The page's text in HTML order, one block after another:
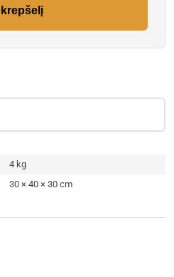
Į krepšelį
4 kg
30 × 40 × 30 cm